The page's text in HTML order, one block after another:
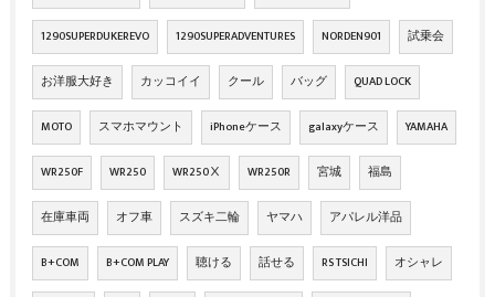
1290SUPERDUKEREVO 1290SUPERADVENTURES NORDEN901 試乗会
お洋服大好き カッコイイ クール バッグ QUAD LOCK
MOTO スマホマウント iPhoneケース galaxyケース YAMAHA
WR250F WR250 WR250Ⅹ WR250R 宮城 福島
在庫車両 オフ車 スズキ二輪 ヤマハ アパレル洋品
B+COM B+COM PLAY 聴ける 話せる RS TSICHI オシャレ